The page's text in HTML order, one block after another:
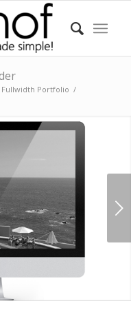
Fullwidth Portfolio /
Next